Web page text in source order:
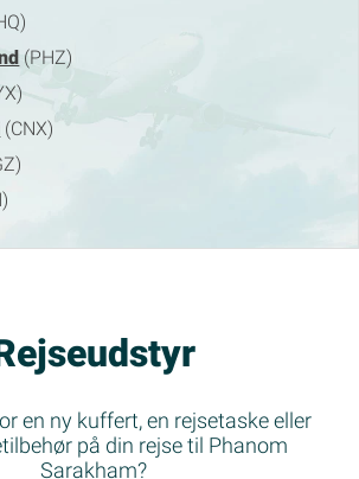
(PHZ)
(CNX)
en ny kuffert, en rejsetaske eller
på din rejse til Phanom
Sarakham?